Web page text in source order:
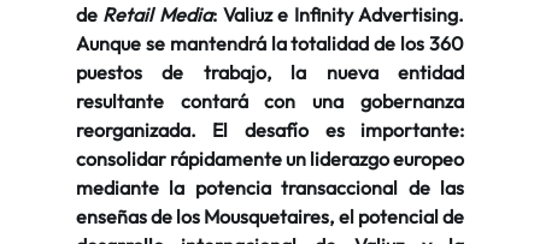
de Retail Media: Valiuz e Infinity Advertising.
Aunque se mantendrá la totalidad de los 360
puestos de trabajo, la nueva entidad
resultante contará con una gobernanza
reorganizada. El desafío es importante:
consolidar rápidamente un liderazgo europeo
mediante la potencia transaccional de las
enseñas de los Mousquetaires, el potencial de